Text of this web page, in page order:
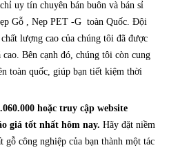
uy tín chuyên bán buôn và bán sỉ
Gỗ , Nẹp PET -G toàn Quốc. Đội
lượng cao của chúng tôi đã được
Bên cạnh đó, chúng tôi còn cung
toàn quốc, giúp bạn tiết kiệm thời
hoặc truy cập website
giá tốt nhất hôm nay. Hãy đặt niềm
công nghiệp của bạn thành một tác